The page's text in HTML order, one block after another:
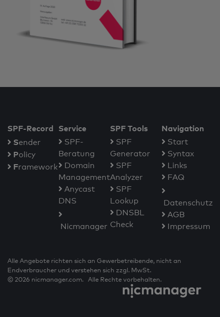
SPF-Record
Sender
Policy
Framework
Service
SPF-
Beratung
Domain
Management
Anycast
DNS
Nicmanager
SPF Tools
SPF
Generator
SPF
Analyzer
SPF
Lookup
DNSBL
Check
Navigation
Start
Syntax
Links
FAQ
Datenschutz
AGB
Impressum
Alle Angebote richten sich an Gewerbetreibende, nicht an
Endverbraucher und verstehen sich zzgl. MwSt.
© 2026 nicmanager.com. Alle Rechte vorbehalten.